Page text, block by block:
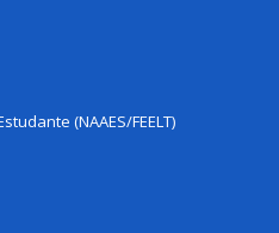
(NAAES/FEELT)